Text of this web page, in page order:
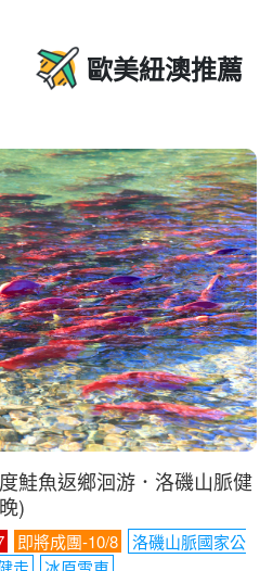
夢想國度不丹․虎穴寺․小
健行․眾神之鄉神秘古國尼
日
無紅綠燈首都．廷布
世界十大奇
然步道健行
查看更多